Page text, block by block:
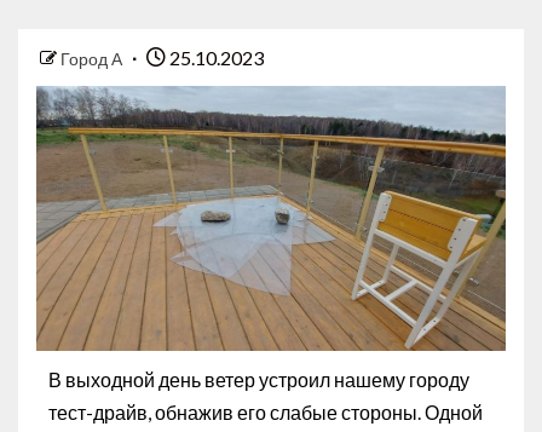
Город А 25.10.2023
В выходной день ветер устроил нашему городу
тест-драйв, обнажив его слабые стороны. Одной